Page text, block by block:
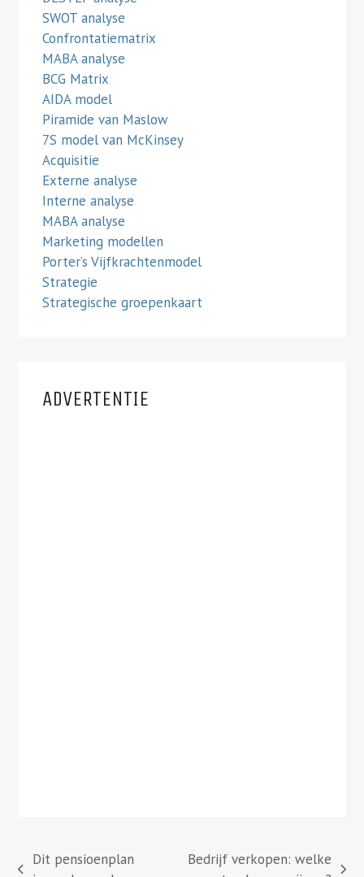
SWOT analyse
Confrontatiematrix
MABA analyse
BCG Matrix
AIDA model
Piramide van Maslow
7S model van McKinsey
Acquisitie
Externe analyse
Interne analyse
MABA analyse
Marketing modellen
Porter’s Vijfkrachtenmodel
Strategie
Strategische groepenkaart
ADVERTENTIE
Dit pensioenplan
Bedrijf verkopen: welke